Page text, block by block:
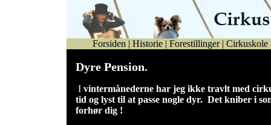
Forsiden | Historie | Forestillinger | Cirkuskole
Dyre Pension.
Ivintermånederne har jeg ikke travlt med
tid og lyst til at passe nogle dyr. Det kniber i
forhør dig !